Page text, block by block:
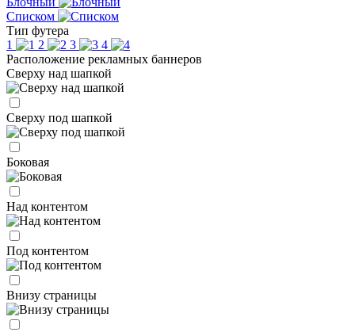
Списком
Тип футера
1
2 3
4
Расположение рекламных баннеров
Сверху над шапкой
Сверху под шапкой
Боковая
Над контентом
Под контентом
Внизу страницы